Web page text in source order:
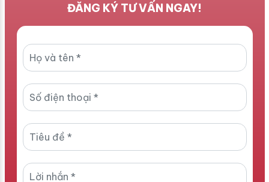
ĐĂNG KÝ TƯ VẤN NGAY!